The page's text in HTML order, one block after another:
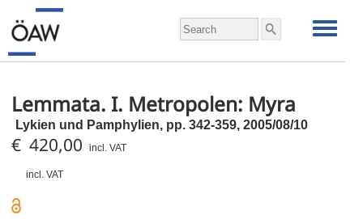
Lemmata. I. Metropolen: Myra
Lykien und Pamphylien, pp. 342-359, 2005/08/10
€ 420,00 incl. VAT
incl. VAT